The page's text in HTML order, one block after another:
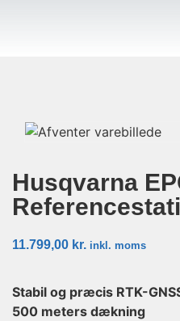
Husqvarna
11.799,00 kr. inkl. moms
Stabil og præcis RTK-
500 meters dækning